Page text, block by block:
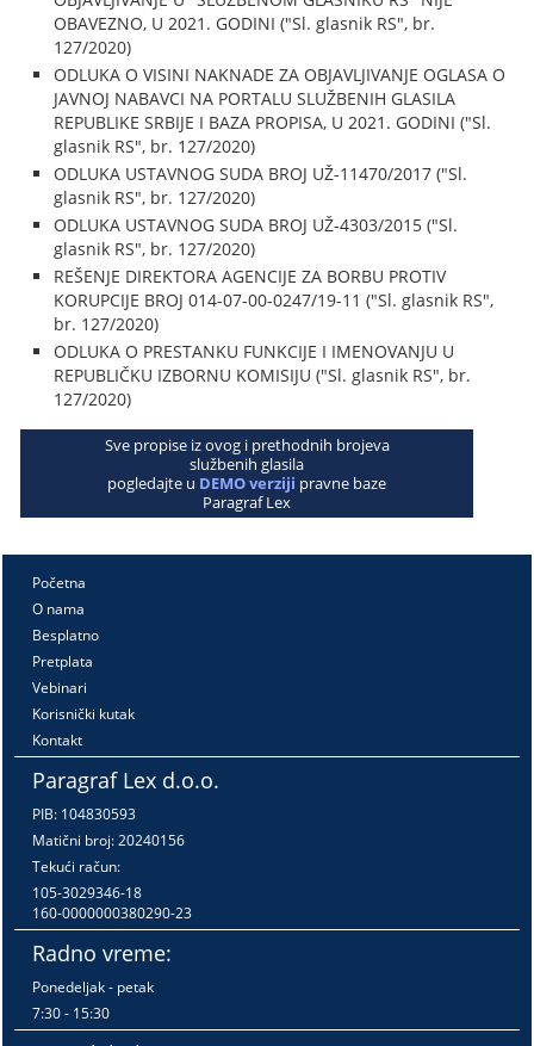
OBAVEZNO, U 2021. GODINI ("Sl. glasnik RS", br.
127/2020)
ODLUKA O VISINI NAKNADE ZA OBJAVLJIVANJE OGLASA O
JAVNOJ NABAVCI NA PORTALU SLUŽBENIH GLASILA
REPUBLIKE SRBIJE I BAZA PROPISA, U 2021. GODINI ("Sl.
glasnik RS", br. 127/2020)
ODLUKA USTAVNOG SUDA BROJ UŽ-11470/2017 ("Sl.
glasnik RS", br. 127/2020)
ODLUKA USTAVNOG SUDA BROJ UŽ-4303/2015 ("Sl.
glasnik RS", br. 127/2020)
REŠENJE DIREKTORA AGENCIJE ZA BORBU PROTIV
KORUPCIJE BROJ 014-07-00-0247/19-11 ("Sl. glasnik RS",
br. 127/2020)
ODLUKA O PRESTANKU FUNKCIJE I IMENOVANJU U
REPUBLIČKU IZBORNU KOMISIJU ("Sl. glasnik RS", br.
127/2020)
Sve propise iz ovog i prethodnih brojeva
službenih glasila
pogledajte u DEMO verziji pravne baze
Paragraf Lex
Početna
O nama
Besplatno
Pretplata
Vebinari
Korisnički kutak
Kontakt
Paragraf Lex d.o.o.
PIB: 104830593
Matični broj: 20240156
Tekući račun:
105-3029346-18
160-0000000380290-23
Radno vreme:
Ponedeljak - petak
7:30 - 15:30